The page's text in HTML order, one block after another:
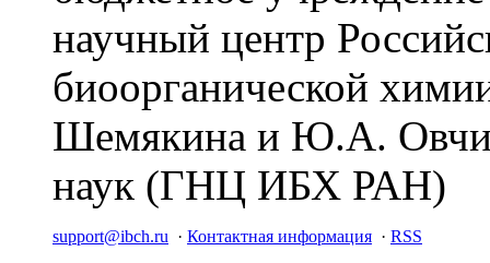
научный центр
биоорганической
Шемякина и Ю.А.
наук (ГНЦ ИБХ РАН)
support@ibch.ru · Контактная информация · RSS